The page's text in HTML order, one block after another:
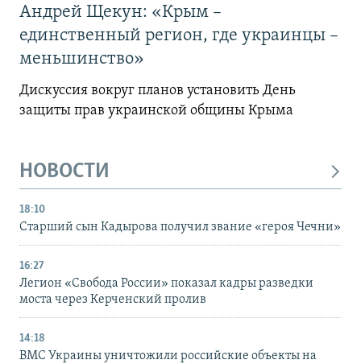
Андрей Щекун: «Крым –
единственный регион, где украинцы –
меньшинство»
Дискуссия вокруг планов установить День
защиты прав украинской общины Крыма
НОВОСТИ
18:10
Старший сын Кадырова получил звание «героя Чечни»
16:27
Легион «Свобода России» показал кадры разведки
моста через Керченский пролив
14:18
ВМС Украины уничтожили российские объекты на